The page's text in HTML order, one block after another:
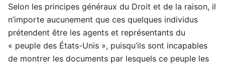
Selon les principes généraux du Droit et de la raison, il
n’importe aucunement que ces quelques individus
prétendent être les agents et représentants du
« peuple des États-Unis », puisqu’ils sont incapables
de montrer les documents par lesquels ce peuple les